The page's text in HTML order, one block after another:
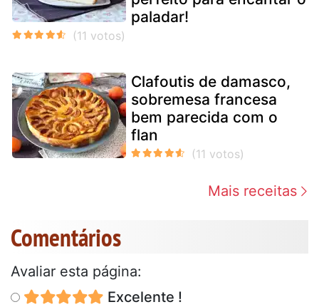
paladar!
Clafoutis de damasco,
sobremesa francesa
bem parecida com o
flan
Mais receitas
Comentários
Avaliar esta página:
Excelente !